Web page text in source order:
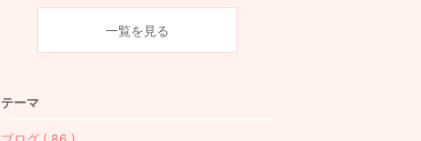
一覧を見る
テーマ